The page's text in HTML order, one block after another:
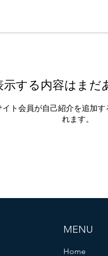
示する内容はまだ
イト会員が自己紹介を追加
れます。
MENU
Home